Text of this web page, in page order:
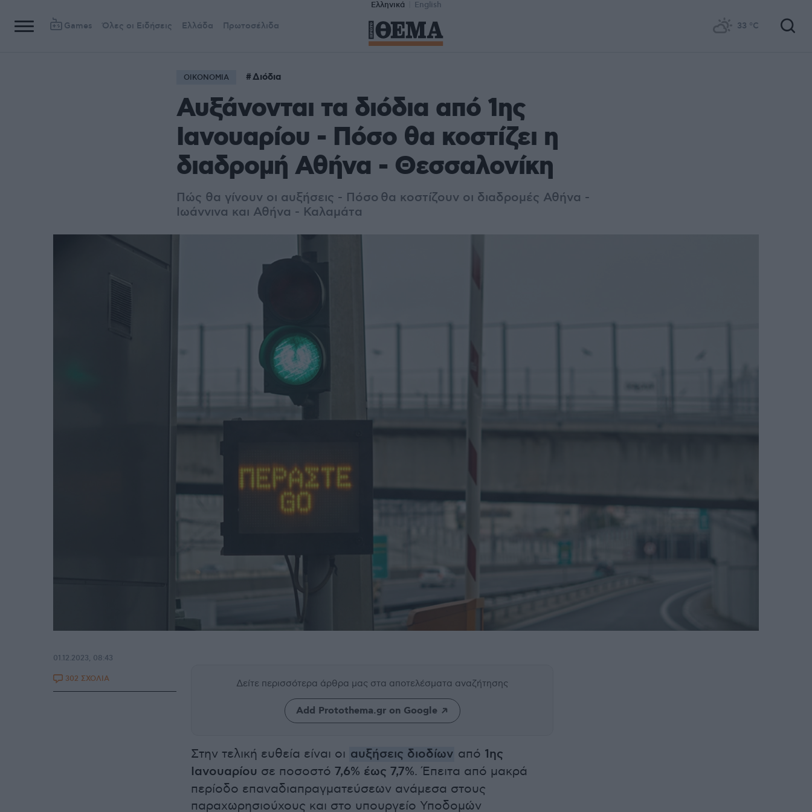
Ελληνικά English
Games Όλες οι Ειδήσεις Ελλάδα Πρωτοσέλιδα 33 °C
ΟΙΚΟΝΟΜΙΑ Διόδια
Αυξάνονται τα διόδια από 1ης
Ιανουαρίου - Πόσο θα κοστίζει η
διαδρομή Αθήνα - Θεσσαλονίκη
Πώς θα γίνουν οι αυξήσεις - Πόσο θα κοστίζουν οι διαδρομές Αθήνα -
Ιωάννινα και Αθήνα - Καλαμάτα
Δείτε περισσότερα άρθρα μας στα αποτελέσματα αναζήτησης
Add Protothema.gr on Google
Στην τελική ευθεία είναι οι αυξήσεις διοδίων από 1ης
Ιανουαρίου σε ποσοστό 7,6% έως 7,7%. Έπειτα από μακρά
περίοδο επαναδιαπραγματεύσεων ανάμεσα στους
παραχωρησιούχους και στο υπουργείο Υποδομών
01.12.2023, 08:43
302 ΣΧΟΛΙΑ